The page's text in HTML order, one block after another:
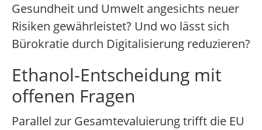
Gesundheit und Umwelt angesichts neuer
Risiken gewährleistet? Und wo lässt sich
Bürokratie durch Digitalisierung reduzieren?
Ethanol-Entscheidung mit
offenen Fragen
Parallel zur Gesamtevaluierung trifft die EU